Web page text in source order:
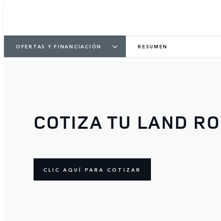
OFERTAS Y FINANCIACIÓN RESUMEN
COTIZA TU LAND
CLIC AQUÍ PARA COTIZAR